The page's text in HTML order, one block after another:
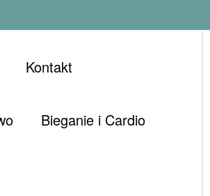
Kontakt
Bieganie i Cardio